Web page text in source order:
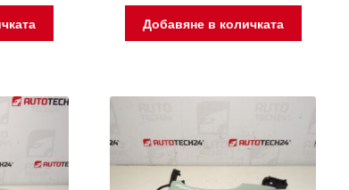
Добавяне в количката